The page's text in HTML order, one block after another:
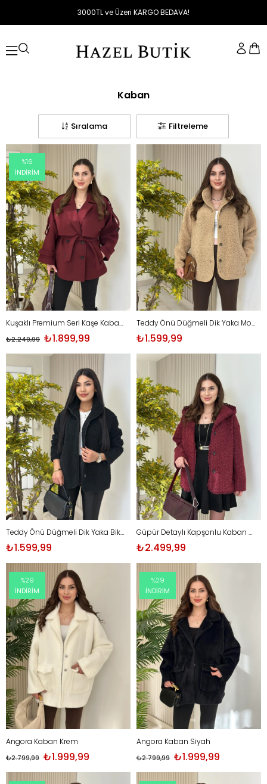
3000TL ve Üzeri KARGO BEDAVA!
Kaban
Filtreleme
Sıralama
Kuşaklı Premium Seri Kaşe Kaban Bordo
₺1.899,99
₺2.249,99
%16
İNDIRIM
Teddy Önü Düğmeli Dik Yaka Mont Camel
₺1.599,99
Teddy Önü Düğmeli Dik Yaka Biker Mont Siyah
₺1.599,99
Güpür Detaylı Kapşonlu Kaban Bordo
₺2.499,99
Angora Kaban Krem
₺1.999,99
₺2.799,99
%29
İNDIRIM
Angora Kaban Siyah
₺1.999,99
₺2.799,99
%29
İNDIRIM